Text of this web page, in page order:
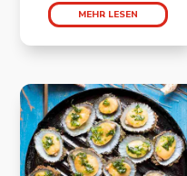
MEHR LESEN